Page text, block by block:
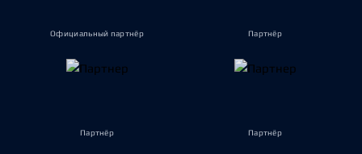
Официальный партнёр Партнёр
Партнёр Партнёр